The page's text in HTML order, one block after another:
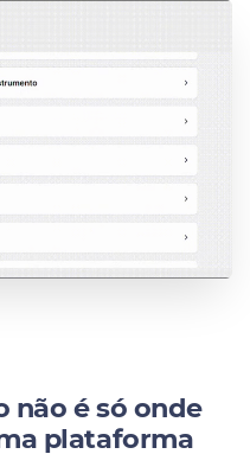
não é só onde
plataforma